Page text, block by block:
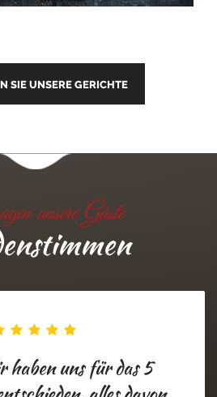
SIE UNSERE GERICHTE
unsere Gäste
haben uns für das 5